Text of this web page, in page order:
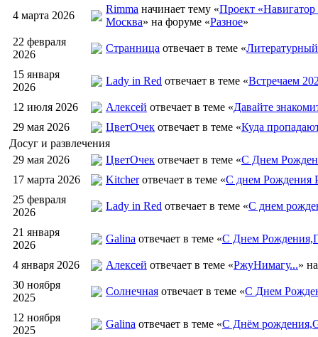
4 марта 2026
Rimma начинает тему «Проект «Навигатор
Москва» на форуме «Разное»
22 февраля
2026
Странница отвечает в теме «
15 января
2026
Lady in Red отвечает в теме «Встречаем
12 июля 2026 Алексей отвечает в теме «Давайте
29 мая 2026
ЦветOчек отвечает в теме «Куда
Досуг и развлечения
29 мая 2026
ЦветOчек отвечает в теме «С Днем
17 марта 2026
Kitcherотвечает в теме «С днем Рождения
25 февраля
2026
Lady in Red отвечает в теме «С днем
21 января
2026
Galina отвечает в теме «С Днем
4 января 2026 Алексей отвечает в теме «РжуНимагу...»
30 ноября
2025
Солнечная отвечает в теме «С Днем
12 ноября
2025
Galina отвечает в теме «С Днём